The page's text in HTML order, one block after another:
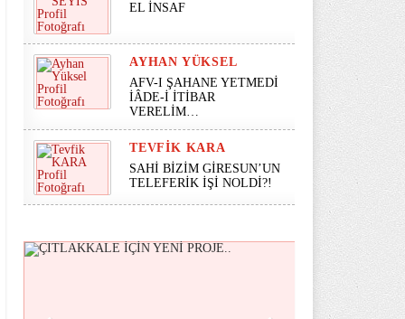
EL İNSAF
AYHAN YÜKSEL
AFV-I ŞAHANE YETMEDİ
İÂDE-İ İTİBAR
VERELİM…
TEVFIK KARA
SAHİ BİZİM GİRESUN’UN
TELEFERİK İŞİ NOLDİ?!